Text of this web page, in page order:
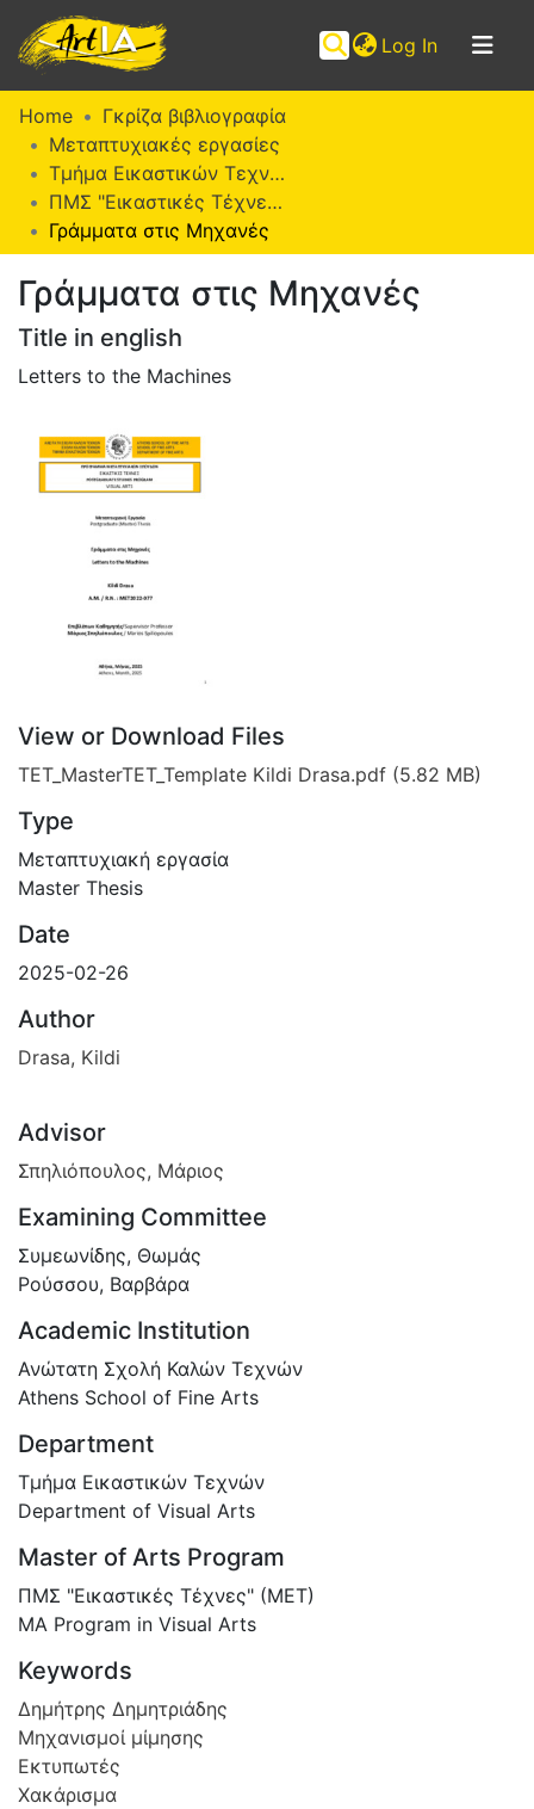
Log In (current)
Communities
Collections
Browse ArtIA
Statistics
Home
Γκρίζα βιβλιογραφία
Μεταπτυχιακές εργασίες
Τμήμα Εικαστικών Τεχνών
ΠΜΣ "Εικαστικές Τέχνες" (ΜΕΤ)
Γράμματα στις Μηχανές
Γράμματα στις Μηχανές
Title in english
Letters to the Machines
View or Download Files
TET_MasterTET_Template Kildi Drasa.pdf (5.82 MB)
Type
Μεταπτυχιακή εργασία
Master Thesis
Date
2025-02-26
Author
Drasa, Kildi
Advisor
Σπηλιόπουλος, Μάριος
Examining Committee
Συμεωνίδης, Θωμάς
Ρούσσου, Βαρβάρα
Academic Institution
Ανώτατη Σχολή Καλών Τεχνών
Athens School of Fine Arts
Department
Τμήμα Εικαστικών Τεχνών
Department of Visual Arts
Master of Arts Program
ΠΜΣ "Εικαστικές Τέχνες" (ΜΕΤ)
MA Program in Visual Arts
Keywords
Δημήτρης Δημητριάδης
Μηχανισμοί μίμησης
Εκτυπωτές
Χακάρισμα